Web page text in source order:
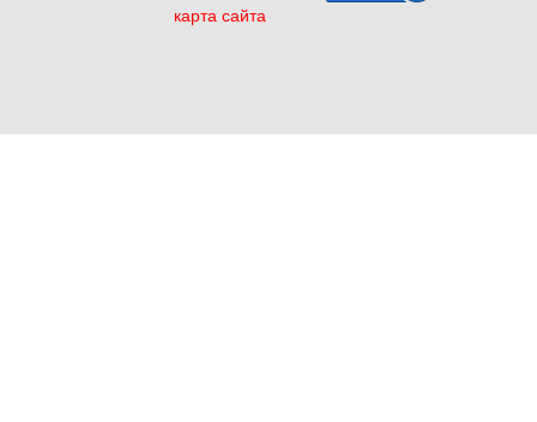
карта сайта